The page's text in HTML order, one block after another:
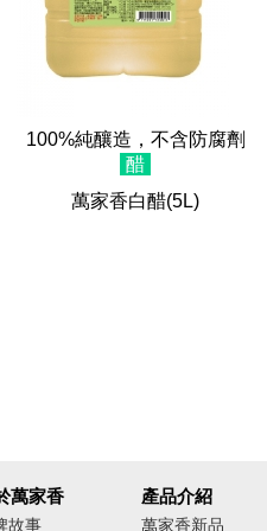
100%純釀造，不含防腐劑
醋
萬家香白醋(5L)
萬家香
故事
產品介紹
萬家香新品